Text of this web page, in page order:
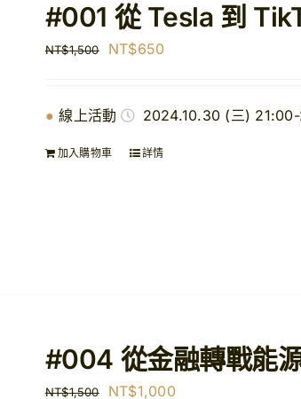
#001 從 Tesla 到
NT$1,500
原
格：
NT$1,500。
NT$650
格：
● 線上活動 2024.10.30 (三)
加入購物車 詳情
#004 從金融轉戰能
NT$1,500
原
NT$1,000目